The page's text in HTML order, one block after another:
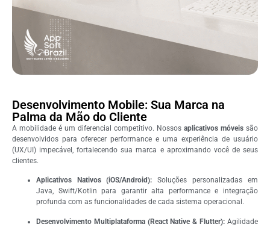
Desenvolvimento Mobile: Sua Marca na
Palma da Mão do Cliente
A mobilidade é um diferencial competitivo. Nossos aplicativos móveis são
desenvolvidos para oferecer performance e uma experiência de usuário
(UX/UI) impecável, fortalecendo sua marca e aproximando você de seus
clientes.
Aplicativos Nativos (iOS/Android): Soluções personalizadas em
Java, Swift/Kotlin para garantir alta performance e integração
profunda com as funcionalidades de cada sistema operacional.
Desenvolvimento Multiplataforma (React Native & Flutter): Agilidade